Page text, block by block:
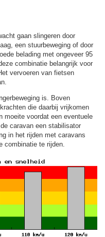
gaan slingeren door
een stuurbeweging of door
belading met ongeveer 95
combinatie belangrijk voor
vervoeren van fietsen
is. Boven
die daarbij vrijkomen
moeite voordat een eventuele
caravan een stabilisator
in het rijden met caravans
combinatie te rijden.